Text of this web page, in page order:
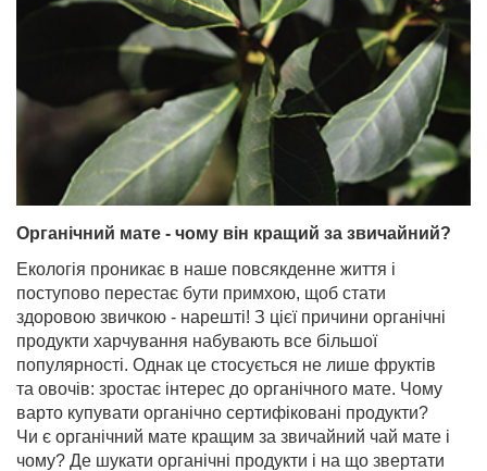
Органічний мате - чому він кращий за звичайний?
Екологія проникає в наше повсякденне життя і
поступово перестає бути примхою, щоб стати
здоровою звичкою - нарешті! З цієї причини органічні
продукти харчування набувають все більшої
популярності. Однак це стосується не лише фруктів
та овочів: зростає інтерес до органічного мате. Чому
варто купувати органічно сертифіковані продукти?
Чи є органічний мате кращим за звичайний чай мате і
чому? Де шукати органічні продукти і на що звертати